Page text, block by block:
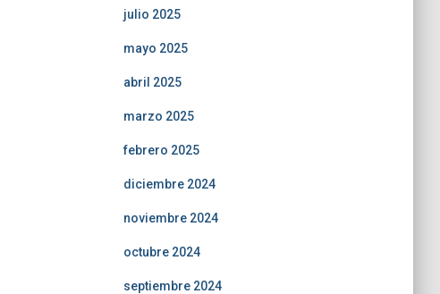
julio 2025
mayo 2025
abril 2025
marzo 2025
febrero 2025
diciembre 2024
noviembre 2024
octubre 2024
septiembre 2024